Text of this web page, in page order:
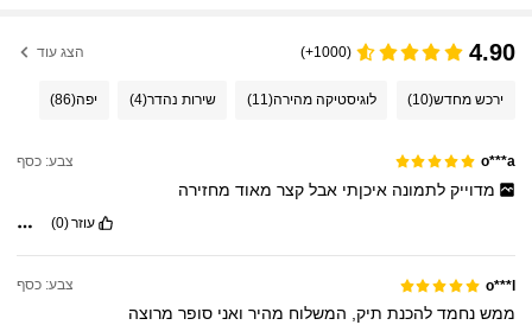
4.90
(1000+) הצג עוד
ירכש מחדש(10) לוגיסטיקה מהירה(11) שירות נהדר(4) יפה(86)
o***a צבע: כסף
מדוייק לתמונה איכןתי אבל קצר מאוד מחזירה
עוזר(0)
o***l צבע: כסף
ממשנחמדלהכנת תיק, המשלוח מהיר ואניסופר מרוצה